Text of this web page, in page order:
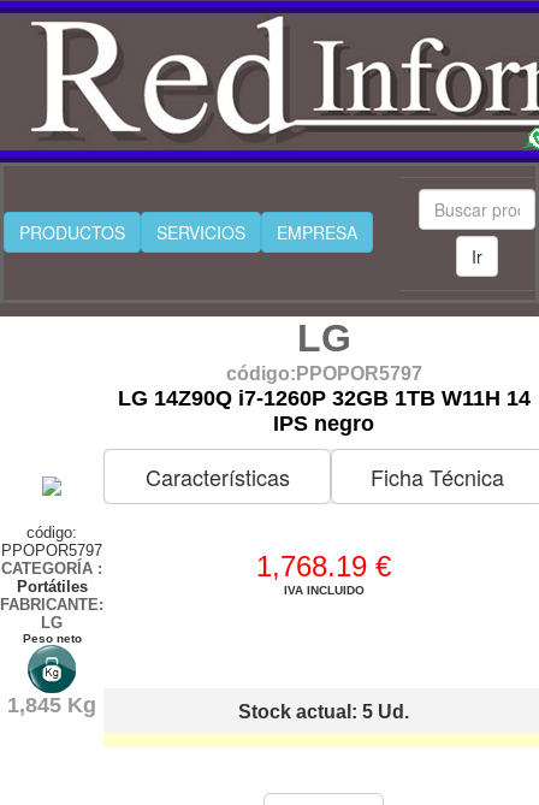
PRODUCTOS SERVICIOS
EMPRESA
Ir
código:
PPOPOR5797
CATEGORÍA :
Portátiles
FABRICANTE:
LG
Peso neto
1,845 Kg
LG
código:PPOPOR5797
LG 14Z90Q i7-1260P 32GB 1TB W11H 14
IPS negro
Características Ficha Técnica
1,768.19 €
IVA INCLUIDO
Stock actual: 5 Ud.